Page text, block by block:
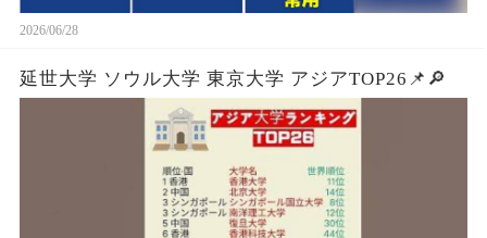
2026/06/28
延世大学 ソウル大学 東京大学 アジアTOP26📌🔎